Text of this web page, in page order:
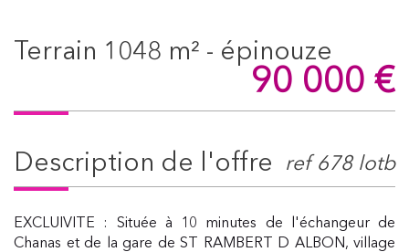
terrain 1048 m² - épinouze
90 000 €
description de l'offre ref 678 lotb
EXCLUIVITE : Située à 10 minutes de l'échangeur de
Chanas et de la gare de ST RAMBERT D ALBON, village